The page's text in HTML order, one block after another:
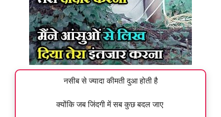
नसीब से ज्यादा कीमती दुआ होती है
क्योंकि जब जिंदगी में सब कुछ बदल जाए